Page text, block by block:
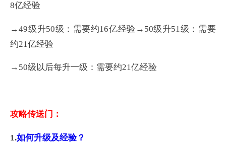
8亿经验
→49级升50级：需要约16亿经验→50级升51级：需要
约21亿经验
→50级以后每升一级：需要约21亿经验
攻略传送门：
1.如何升级及经验？